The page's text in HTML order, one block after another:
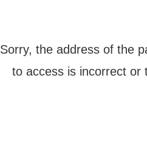
Sorry, the address of the
to access is incorrect or